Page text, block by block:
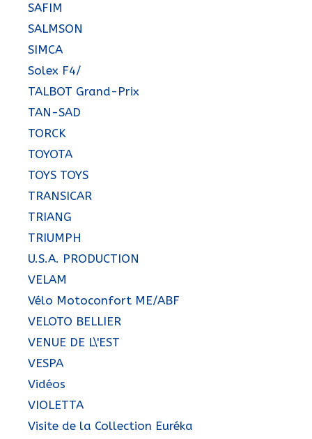
SAFIM
SALMSON
SIMCA
Solex F4/
TALBOT Grand-Prix
TAN-SAD
TORCK
TOYOTA
TOYS TOYS
TRANSICAR
TRIANG
TRIUMPH
U.S.A. PRODUCTION
VELAM
Vélo Motoconfort ME/ABF
VELOTO BELLIER
VENUE DE L\'EST
VESPA
Vidéos
VIOLETTA
Visite de la Collection Euréka